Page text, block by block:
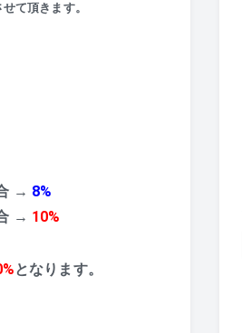
て頂きます。
→ 8%
→ 10%
となります。